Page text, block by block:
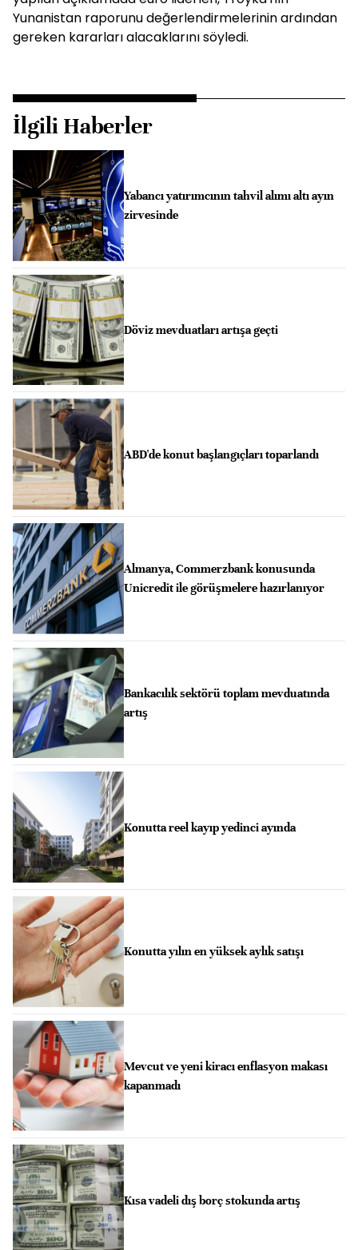
Yunanistan raporunu değerlendirmelerinin ardından
gereken kararları alacaklarını söyledi.
İlgili Haberler
Yabancı yatırımcının tahvil alımı altı ayın
zirvesinde
Döviz mevduatları artışa geçti
ABD'de konut başlangıçları toparlandı
Almanya, Commerzbank konusunda
Unicredit ile görüşmelere hazırlanıyor
Bankacılık sektörü toplam mevduatında
artış
Konutta reel kayıp yedinci ayında
Konutta yılın en yüksek aylık satışı
Mevcut ve yeni kiracı enflasyon makası
kapanmadı
Kısa vadeli dış borç stokunda artış